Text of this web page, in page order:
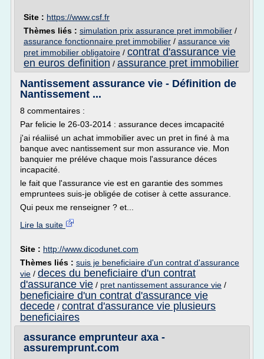
Site : https://www.csf.fr
Thèmes liés : simulation prix assurance pret immobilier /
assurance fonctionnaire pret immobilier / assurance vie
pret immobilier obligatoire / contrat d'assurance vie
en euros definition / assurance pret immobilier
Nantissement assurance vie - Définition de
Nantissement ...
8 commentaires :
Par felicie le 26-03-2014 : assurance deces imcapacité
j'ai réaliisé un achat immobilier avec un pret in finé à ma
banque avec nantissement sur mon assurance vie. Mon
banquier me préléve chaque mois l'assurance déces
incapacité.
le fait que l'assurance vie est en garantie des sommes
empruntees suis-je obligée de cotiser à cette assurance.
Qui peux me renseigner ? et...
Lire la suite
Site : http://www.dicodunet.com
Thèmes liés : suis je beneficiaire d'un contrat d'assurance
vie / deces du beneficiaire d'un contrat
d'assurance vie / pret nantissement assurance vie /
beneficiaire d'un contrat d'assurance vie
decede / contrat d'assurance vie plusieurs
beneficiaires
assurance emprunteur axa -
assuremprunt.com